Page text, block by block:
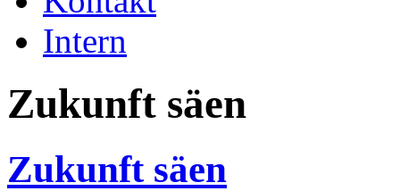
Intern
Zukunft säen
Zukunft säen